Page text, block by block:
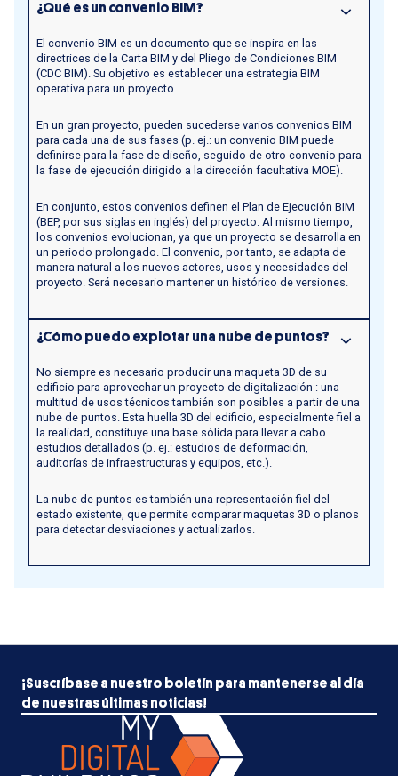
¿Qué es un convenio BIM?
El convenio BIM es un documento que se inspira en las
directrices de la Carta BIM y del Pliego de Condiciones BIM
(CDC BIM). Su objetivo es establecer una estrategia BIM
operativa para un proyecto.
En un gran proyecto, pueden sucederse varios convenios BIM
para cada una de sus fases (p. ej.: un convenio BIM puede
definirse para la fase de diseño, seguido de otro convenio para
la fase de ejecución dirigido a la dirección facultativa MOE).
En conjunto, estos convenios definen el Plan de Ejecución BIM
(BEP, por sus siglas en inglés) del proyecto. Al mismo tiempo,
los convenios evolucionan, ya que un proyecto se desarrolla en
un periodo prolongado. El convenio, por tanto, se adapta de
manera natural a los nuevos actores, usos y necesidades del
proyecto. Será necesario mantener un histórico de versiones.
¿Cómo puedo explotar una nube de puntos?
No siempre es necesario producir una maqueta 3D de su
edificio para aprovechar un proyecto de digitalización : una
multitud de usos técnicos también son posibles a partir de una
nube de puntos. Esta huella 3D del edificio, especialmente fiel a
la realidad, constituye una base sólida para llevar a cabo
estudios detallados (p. ej.: estudios de deformación,
auditorías de infraestructuras y equipos, etc.).
La nube de puntos es también una representación fiel del
estado existente, que permite comparar maquetas 3D o planos
para detectar desviaciones y actualizarlos.
¡Suscríbase a nuestro boletín para mantenerse al día
de nuestras últimas noticias!